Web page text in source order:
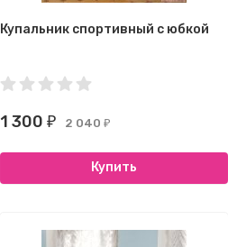
Купальник спортивный с юбкой
1 300 ₽ 2 040 ₽
Купить